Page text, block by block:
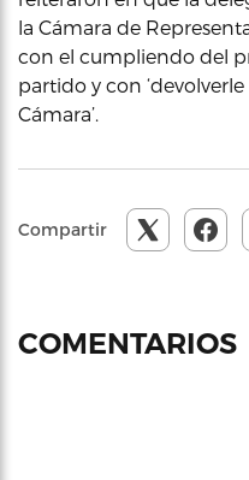
la Cámara de
con el cumpliendo del
partido y con
Cámara’.
Compartir
COMENTARIOS